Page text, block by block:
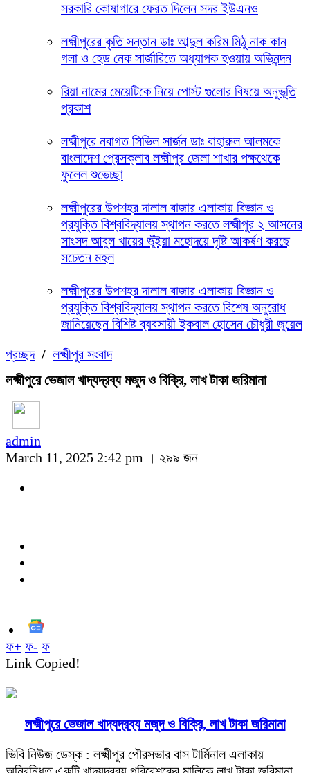
সরকারি কোষাগারে ফেরত দিলেন সদর ইউএনও
লক্ষ্মীপুরের কৃতি সন্তান ডাঃ আব্দুল করিম মিঠু নাক কান
গলা ও হেড নেক সার্জারিতে অধ্যাপক হওয়ায় অভিনন্দন
রিয়া নামের মেয়েটিকে নিয়ে পোস্ট গুলোর বিষয়ে অনুভূতি
প্রকাশ
লক্ষ্মীপুরে নবাগত সিভিল সার্জন ডাঃ বাহারুল আলমকে
বাংলাদেশ প্রেসক্লাব লক্ষ্মীপুর জেলা শাখার পক্ষথেকে
ফুলেল শুভেচ্ছা
লক্ষ্মীপুরের উপশহর দালাল বাজার এলাকায় বিজ্ঞান ও
প্রযুক্তি বিশ্ববিদ্যালয় স্থাপন করতে লক্ষ্মীপুর ২ আসনের
সাংসদ আবুল খায়ের ভূঁইয়া মহোদয়ে দৃষ্টি আকর্ষণ করছে
সচেতন মহল
লক্ষ্মীপুরের উপশহর দালাল বাজার এলাকায় বিজ্ঞান ও
প্রযুক্তি বিশ্ববিদ্যালয় স্থাপন করতে বিশেষ অনুরোধ
জানিয়েছেন বিশিষ্ট ব্যবসায়ী ইকবাল হোসেন চৌধুরী জুয়েল
প্রচ্ছদ/ লক্ষ্মীপুর সংবাদ
লক্ষ্মীপুরে ভেজাল খাদ্যদ্রব্য মজুদ ও বিক্রি, লাখ টাকা জরিমানা
admin
March 11, 2025 2:42 pm । ২৯৯ জন
ফ+ ফ- ফ
Link Copied!
লক্ষ্মীপুরে ভেজাল খাদ্যদ্রব্য মজুদ ও বিক্রি, লাখ টাকা জরিমানা
ভিবি নিউজ ডেস্ক : লক্ষ্মীপুর পৌরসভার বাস টার্মিনাল এলাকায়